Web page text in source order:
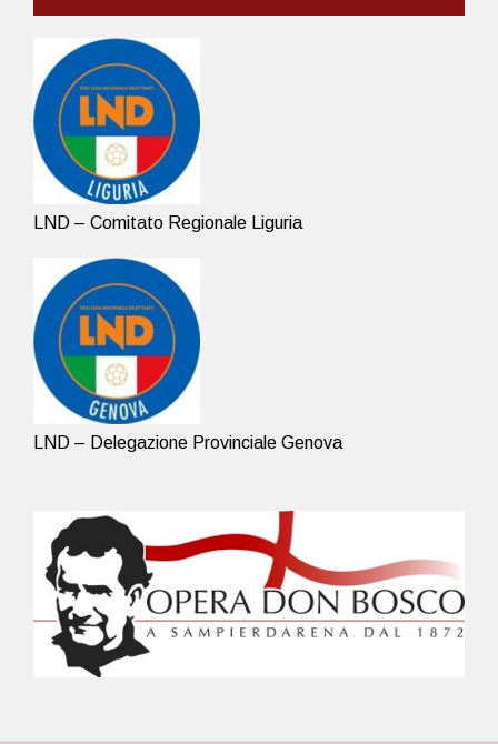
LND – Comitato Regionale Liguria
LND – Delegazione Provinciale Genova